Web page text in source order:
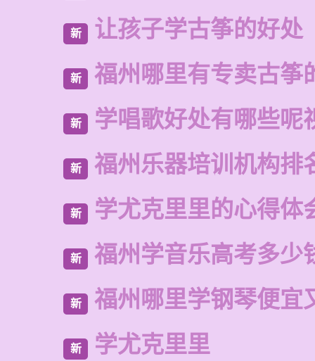
新 让孩子学古筝的好处
新 福州哪里有专卖古筝
新 学唱歌好处有哪些呢
新 福州乐器培训机构排
新 学尤克里里的心得体
新 福州学音乐高考多少
新 福州哪里学钢琴便宜
新 学尤克里里